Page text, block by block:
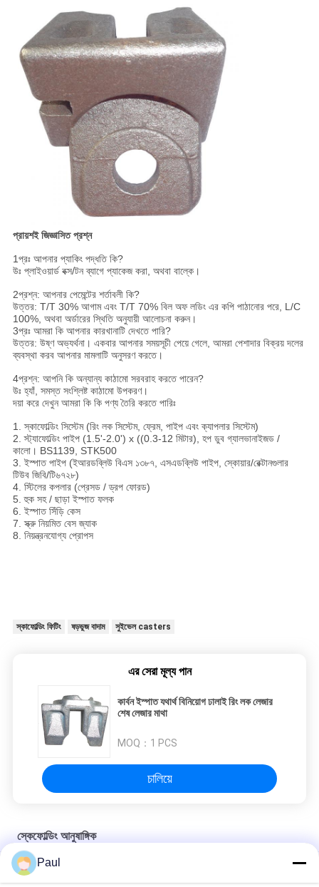
প্রায়শই জিজ্ঞাসিত প্রশ্ন
1প্রঃ আপনার প্যাকিং পদ্ধতি কি?
উঃ প্লাইওয়ার্ড বক্স/টন ব্যাগে প্যাকেজ করা, অথবা বাল্কে।
2প্রশ্ন: আপনার পেমেন্টের শর্তাবলী কি?
উত্তর: T/T 30% আগাম এবং T/T 70% বিল অফ লডিং এর কপি পাঠানোর পরে, L/C
100%, অথবা অর্ডারের স্থিতি অনুযায়ী আলোচনা করুন।
3প্রঃ আমরা কি আপনার কারখানাটি দেখতে পারি?
উত্তর: উষ্ণ অভ্যর্থনা। একবার আপনার সময়সূচী পেয়ে গেলে, আমরা পেশাদার বিক্রয় দলের
ব্যবস্থা করব আপনার মামলাটি অনুসরণ করতে।
4প্রশ্ন: আপনি কি অন্যান্য কাঠামো সরবরাহ করতে পারেন?
উঃ হ্যাঁ, সমস্ত সংশ্লিষ্ট কাঠামো উপকরণ।
দয়া করে দেখুন আমরা কি কি পণ্য তৈরি করতে পারিঃ
1. স্কাফোল্ডিং সিস্টেম (রিং লক সিস্টেম, ফ্রেম, পাইপ এবং ক্যাপলার সিস্টেম)
2. স্ট্যাফোল্ডিং পাইপ (1.5'-2.0') x ((0.3-12 মিটার), হপ ডুব গ্যালভানাইজড /
কালো। BS1139, STK500
3. ইস্পাত পাইপ (ইআরডব্লিউ বিএস ১৩৮৭, এসএডব্লিউ পাইপ, স্কোয়ার/রেক্টানগুলার
টিউব জিবি/টি৬৭২৮)
4. স্টিলের কপলার (প্রেসড / ড্রপ ফোরড)
5. হুক সহ / ছাড়া ইস্পাত ফলক
6. ইস্পাত সিঁড়ি কেস
7. স্ক্রু নিয়মিত বেস জ্যাক
8. নিয়ন্ত্রনযোগ্য প্রোপস
স্কাফোল্ডিং ফিটিং ষড়ভুজ বাদাম সুইভেল casters
এর সেরা মূল্য পান
কার্বন ইস্পাত যথার্থ বিনিয়োগ ঢালাই রিং লক লেজার
শেষ লেজার মাথা
MOQ： 1 PCS
চালিয়ে
স্কেফোল্ডিং আনুষাঙ্গিক
ফর্মওয়ার্ক টাই রড সিস্টেম আনুষাঙ্গিক টাই রড উইং বাদাম
Paul